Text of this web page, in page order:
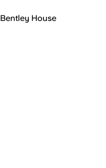
Bentley House